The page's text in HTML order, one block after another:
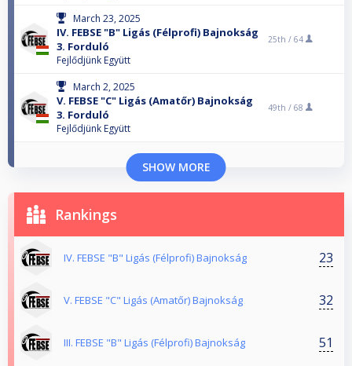
March 23, 2025
IV. FEBSE "B" Ligás (Félprofi) Bajnokság
3. Forduló
Fejlődjünk Együtt
25th / 64
March 2, 2025
V. FEBSE "C" Ligás (Amatőr) Bajnokság
3. Forduló
Fejlődjünk Együtt
49th / 68
SHOW MORE
Rankings
IV. FEBSE "B" Ligás (Félprofi) Bajnokság 23
V. FEBSE "C" Ligás (Amatőr) Bajnokság 32
III. FEBSE "B" Ligás (Félprofi) Bajnokság 51